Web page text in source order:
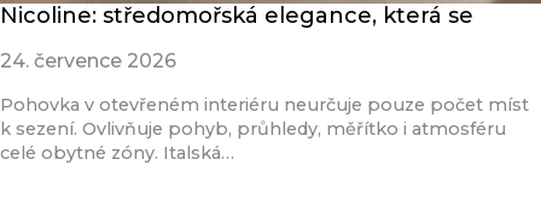
Nicoline: středomořská elegance, která se
24. července 2026
Pohovka v otevřeném interiéru neurčuje pouze počet míst
k sezení. Ovlivňuje pohyb, průhledy, měřítko i atmosféru
celé obytné zóny. Italská…